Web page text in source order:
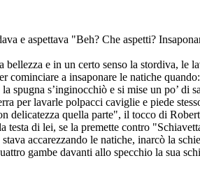
e aspettava "Beh? Che aspetti?
e in un certo senso la stordiva,
cominciare a insaponare le natiche
spugna s’inginocchiò e si mise un po’
per lavarle polpacci caviglie e piede
quella parte", il tocco di
di lei, se la premette contro
accarezzando le natiche, inarcò la
gambe davanti allo specchio la sua